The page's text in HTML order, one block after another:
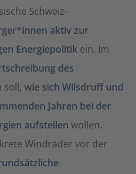
Schweiz-
aktiv zur
Energiepolitik ein. Im
des
soll,wie sich Wilsdruff und
Jahren bei der
aufstellen wollen.
Windräder vor der